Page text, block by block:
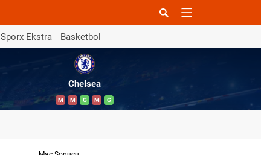
Sporx Ekstra Basketbol
Chelsea
M M G M G